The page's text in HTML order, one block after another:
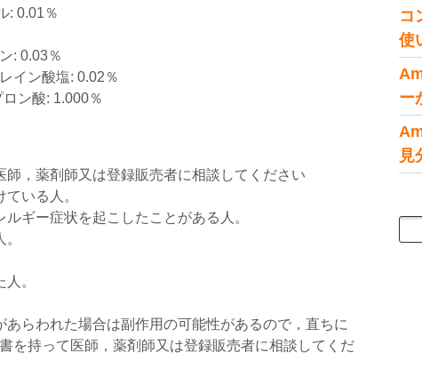
: 0.01％
: 0.03％
イン酸塩: 0.02％
ン酸: 1.000％
師，薬剤師又は登録販売者に相談してください
ている人。
ルギー症状を起こしたことがある人。
。
あらわれた場合は副作用の可能性があるので，直ちに
を持って医師，薬剤師又は登録販売者に相談してくだ
コ
使
ー
見